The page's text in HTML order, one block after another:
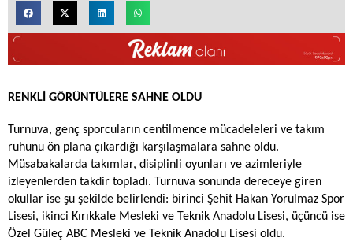
RENKLİ GÖRÜNTÜLERE SAHNE OLDU
Turnuva, genç sporcuların centilmence mücadeleleri ve takım
ruhunu ön plana çıkardığı karşılaşmalara sahne oldu.
Müsabakalarda takımlar, disiplinli oyunları ve azimleriyle
izleyenlerden takdir topladı. Turnuva sonunda dereceye giren
okullar ise şu şekilde belirlendi: birinci Şehit Hakan Yorulmaz Spor
Lisesi, ikinci Kırıkkale Mesleki ve Teknik Anadolu Lisesi, üçüncü ise
Özel Güleç ABC Mesleki ve Teknik Anadolu Lisesi oldu.